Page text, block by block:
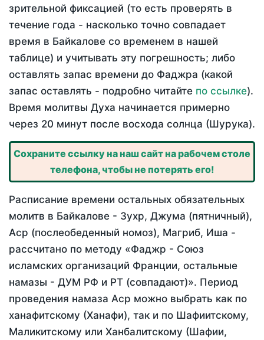
зрительной фиксацией (то есть проверять в
течение года - насколько точно совпадает
время в Байкалове со временем в нашей
таблице) и учитывать эту погрешность; либо
оставлять запас времени до Фаджра (какой
запас оставлять - подробно читайте по ссылке).
Время молитвы Духа начинается примерно
через 20 минут после восхода солнца (Шурука).
Сохраните ссылку на наш сайт на рабочем столе
телефона, чтобы не потерять его!
Расписание времени остальных обязательных
молитв в Байкалове - Зухр, Джума (пятничный),
Аср (послеобеденный номоз), Магриб, Иша -
рассчитано по методу «Фаджр - Союз
исламских организаций Франции, остальные
намазы - ДУМ РФ и РТ (совпадают)». Период
проведения намаза Аср можно выбрать как по
ханафитскому (Ханафи), так и по Шафиитскому,
Маликитскому или Ханбалитскому (Шафии,